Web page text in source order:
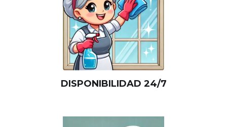
DISPONIBILIDAD 24/7